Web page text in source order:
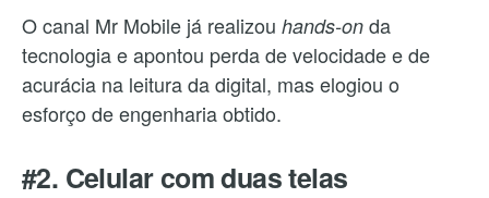
O canal Mr Mobile já realizou hands-on da
tecnologia e apontou perda de velocidade e de
acurácia na leitura da digital, mas elogiou o
esforço de engenharia obtido.
#2. Celular com duas telas